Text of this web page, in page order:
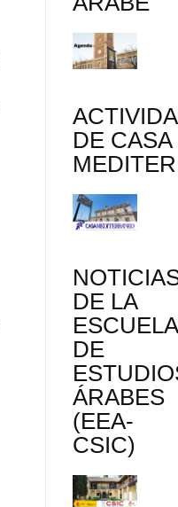
DE CASA
DE LA
ESCUELA
DE
ÁRABES
(EEA-
CSIC)